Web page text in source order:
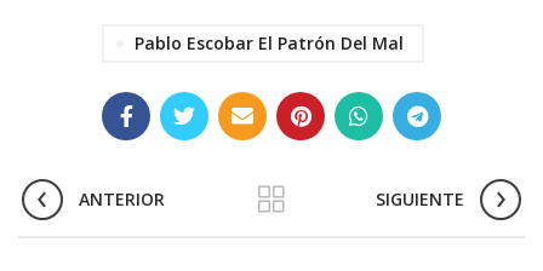
Pablo Escobar El Patrón Del Mal
ANTERIOR SIGUIENTE